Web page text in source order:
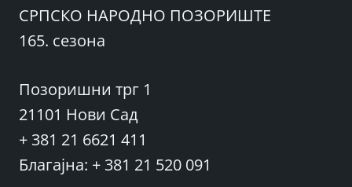
СРПСКО НАРОДНО ПОЗОРИШТЕ
165. сезона
Позоришни трг 1
21101 Нови Сад
+ 381 21 6621 411
Благајна: + 381 21 520 091